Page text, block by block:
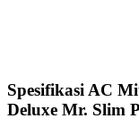
Spesifikasi AC
Deluxe Mr. Slim